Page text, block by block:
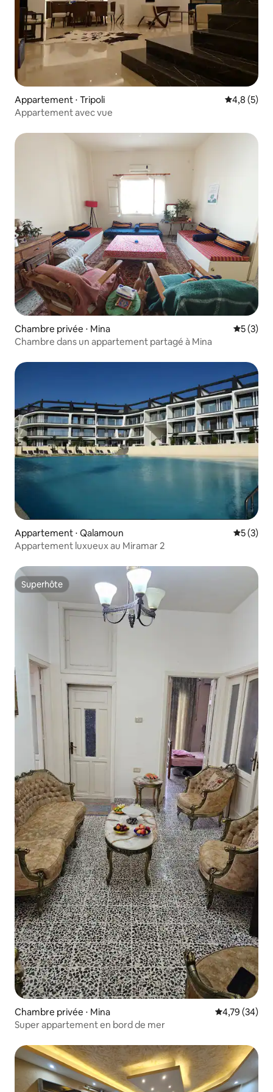
Appartement ⋅ Tripoli Évaluation
4,8 (5)
Appartement avec vue
Chambre privée ⋅ Mina
5 (3)
Chambre dans un appartement partagé à Mina
Appartement ⋅ Qalamoun
5 (3)
Appartement luxueux au Miramar 2
Superhôte
Superhôte
Chambre privée ⋅ Mina Évaluation
4,79 (34)
Super appartement en bord de mer